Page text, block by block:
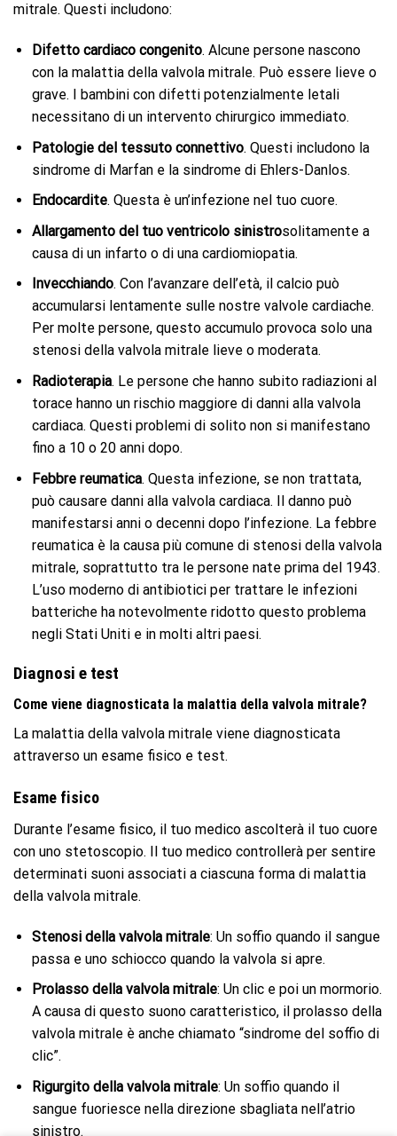
mitrale. Questi includono:
Difetto cardiaco congenito. Alcune persone nascono
con la malattia della valvola mitrale. Può essere lieve o
grave. I bambini con difetti potenzialmente letali
necessitano di un intervento chirurgico immediato.
Patologie del tessuto connettivo. Questi includono la
sindrome di Marfan e la sindrome di Ehlers-Danlos.
Endocardite. Questa è un’infezione nel tuo cuore.
Allargamento del tuo ventricolo sinistrosolitamente a
causa di un infarto o di una cardiomiopatia.
Invecchiando. Con l’avanzare dell’età, il calcio può
accumularsi lentamente sulle nostre valvole cardiache.
Per molte persone, questo accumulo provoca solo una
stenosi della valvola mitrale lieve o moderata.
Radioterapia. Le persone che hanno subito radiazioni al
torace hanno un rischio maggiore di danni alla valvola
cardiaca. Questi problemi di solito non si manifestano
fino a 10 o 20 anni dopo.
Febbre reumatica. Questa infezione, se non trattata,
può causare danni alla valvola cardiaca. Il danno può
manifestarsi anni o decenni dopo l’infezione. La febbre
reumatica è la causa più comune di stenosi della valvola
mitrale, soprattutto tra le persone nate prima del 1943.
L’uso moderno di antibiotici per trattare le infezioni
batteriche ha notevolmente ridotto questo problema
negli Stati Uniti e in molti altri paesi.
Diagnosi e test
Come viene diagnosticata la malattia della valvola mitrale?
La malattia della valvola mitrale viene diagnosticata
attraverso un esame fisico e test.
Esame fisico
Durante l’esame fisico, il tuo medico ascolterà il tuo cuore
con uno stetoscopio. Il tuo medico controllerà per sentire
determinati suoni associati a ciascuna forma di malattia
della valvola mitrale.
Stenosi della valvola mitrale: Un soffio quando il sangue
passa e uno schiocco quando la valvola si apre.
Prolasso della valvola mitrale: Un clic e poi un mormorio.
A causa di questo suono caratteristico, il prolasso della
valvola mitrale è anche chiamato “sindrome del soffio di
clic”.
Rigurgito della valvola mitrale: Un soffio quando il
sangue fuoriesce nella direzione sbagliata nell’atrio
sinistro.